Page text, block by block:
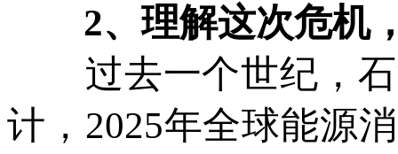
2、理解这次危机，
过去一个世纪，石
计，2025年全球能源